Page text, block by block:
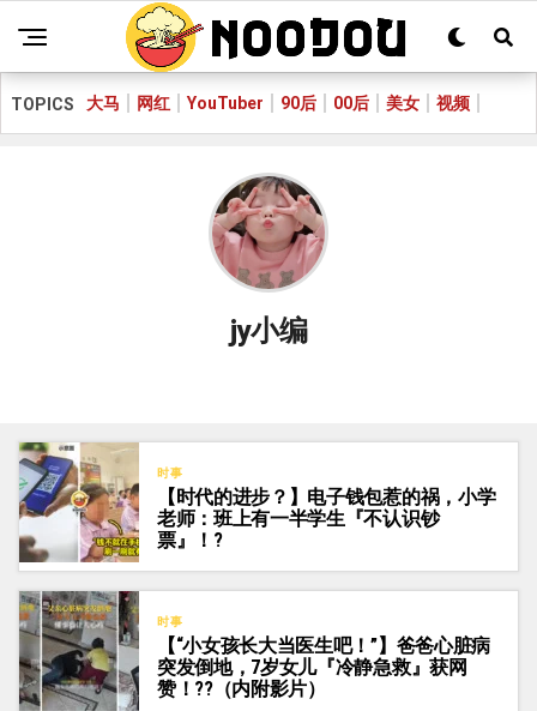
TOPICS 大马 网红 YouTuber 90后 00后 美女 视频
jy小编
时事
【时代的进步？】电子钱包惹的祸，小学
老师：班上有一半学生『不认识钞
票』！?
时事
【“小女孩长大当医生吧！”】爸爸心脏病
突发倒地，7岁女儿『冷静急救』获网
赞！??（内附影片）